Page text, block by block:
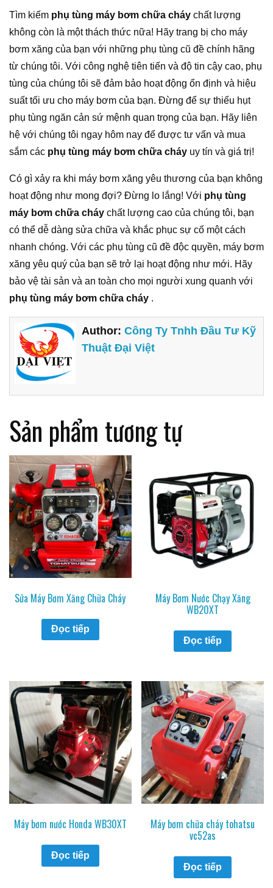
Tìm kiếm phụ tùng máy bơm chữa cháy chất lượng
không còn là một thách thức nữa! Hãy trang bị cho máy
bơm xăng của bạn với những phụ tùng cũ đề chính hãng
từ chúng tôi. Với công nghệ tiên tiến và độ tin cậy cao, phụ
tùng của chúng tôi sẽ đảm bảo hoạt động ổn định và hiệu
suất tối ưu cho máy bơm của bạn. Đừng để sự thiếu hụt
phụ tùng ngăn cản sứ mệnh quan trọng của bạn. Hãy liên
hệ với chúng tôi ngay hôm nay để được tư vấn và mua
sắm các phụ tùng máy bơm chữa cháy uy tín và giá trị!
Có gì xảy ra khi máy bơm xăng yêu thương của bạn không
hoạt động như mong đợi? Đừng lo lắng! Với phụ tùng
máy bơm chữa cháy chất lượng cao của chúng tôi, bạn
có thể dễ dàng sửa chữa và khắc phục sự cố một cách
nhanh chóng. Với các phụ tùng cũ đề độc quyền, máy bơm
xăng yêu quý của bạn sẽ trở lại hoạt động như mới. Hãy
bảo vệ tài sản và an toàn cho mọi người xung quanh với
phụ tùng máy bơm chữa cháy .
Author:Công Ty Tnhh Đầu Tư Kỹ
Thuật Đại Việt
Sản phẩm tương tự
Sửa Máy Bơm Xăng Chữa Cháy
Đọc tiếp
Máy Bơm Nước Chạy Xăng
WB20XT
Đọc tiếp
Máy bơm nước Honda WB30XT
Đọc tiếp
Máy bơm chữa cháy tohatsu
vc52as
Đọc tiếp